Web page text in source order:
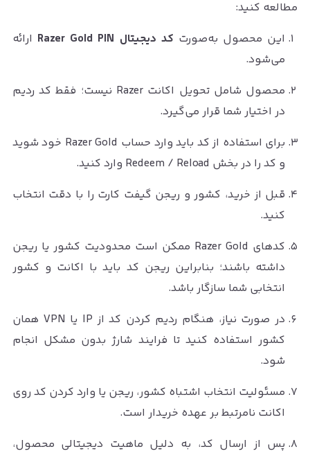
مطالعه کنید:
این محصول به‌صورت کد دیجیتال Razer Gold PIN
ارائه
می‌شود.
محصول شامل تحویل اکانت Razer نیست؛ فقط کد ردیم
در اختیار شما قرار می‌گیرد.
برای استفاده از کد باید وارد حساب Razer Gold خود شوید
و کد را در بخش Redeem / Reload وارد کنید.
قبل از خرید، کشور و ریجن گیفت کارت را با دقت انتخاب
کنید.
کدهای Razer Gold ممکن است محدودیت کشور یا ریجن
داشته باشند؛ بنابراین ریجن کد باید با اکانت و کشور
انتخابی شما سازگار باشد.
در صورت نیاز، هنگام ردیم کردن کد از IP یا VPN همان
کشور استفاده کنید تا فرایند شارژ بدون مشکل انجام
شود.
مسئولیت انتخاب اشتباه کشور، ریجن یا وارد کردن کد روی
اکانت نامرتبط بر عهده خریدار است.
پس از ارسال کد، به دلیل ماهیت دیجیتالی محصول،